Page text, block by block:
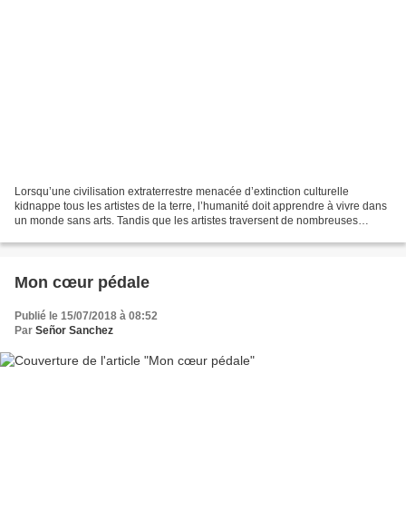
Lorsqu’une civilisation extraterrestre menacée d’extinction culturelle
kidnappe tous les artistes de la terre, l’humanité doit apprendre à vivre dans
un monde sans arts. Tandis que les artistes traversent de nombreuses
Mon cœur pédale
Publié le 15/07/2018 à 08:52
Par Señor Sanchez